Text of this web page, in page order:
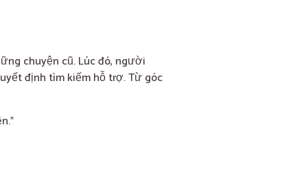
chuyện cũ. Lúc đó, người
định tìm kiếm hỗ trợ. Từ góc